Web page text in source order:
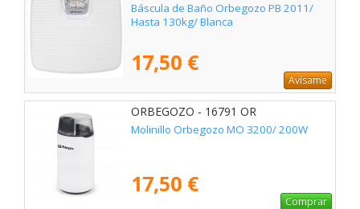
Báscula de Baño Orbegozo PB 2011/
Hasta 130kg/ Blanca
17,50 €
Avísame
ORBEGOZO - 16791 OR
Molinillo Orbegozo MO 3200/ 200W
17,50 €
Comprar